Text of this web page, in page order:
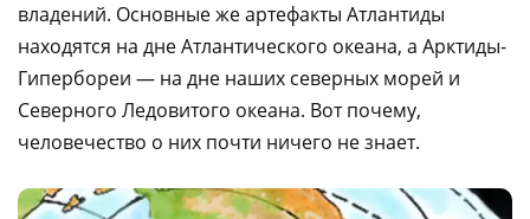
владений. Основные же артефакты Атлантиды
находятся на дне Атлантического океана, а Арктиды-
Гипербореи — на дне наших северных морей и
Северного Ледовитого океана. Вот почему,
человечество о них почти ничего не знает.